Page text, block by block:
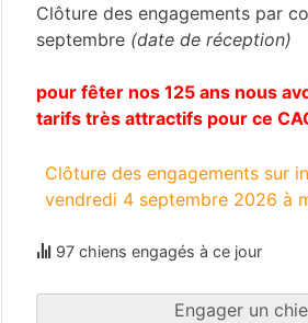
Clôture des engagements par
septembre (date de réception)
pour fêter nos 125 ans nous
tarifs très attractifs pour ce
Clôture des engagements sur
vendredi 4 septembre 2026 à
97 chiens engagés à ce jour
Engager un